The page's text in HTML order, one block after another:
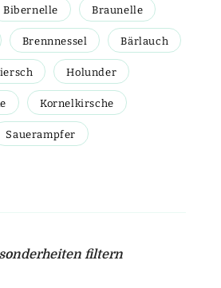
Bibernelle Braunelle
Brennnessel Bärlauch
Holunder
Kornelkirsche
Sauerampfer
filtern